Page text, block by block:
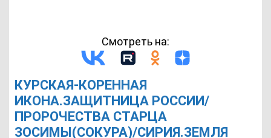
Смотреть на:
КУРСКАЯ-КОРЕННАЯ
ИКОНА.ЗАЩИТНИЦА РОССИИ/
ПРОРОЧЕСТВА СТАРЦА
ЗОСИМЫ(СОКУРА)/СИРИЯ.ЗЕМЛЯ